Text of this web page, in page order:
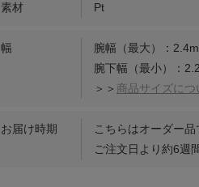
素材 Pt
幅
腕幅（最大）：
腕下幅（最小）：
＞＞ 商品サイズにつ
お届け時期
こちらはオーダー品
ご注文日より約6週